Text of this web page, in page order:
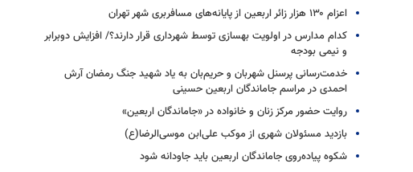
اعزام ۱۳۰ هزار زائر اربعین از پایانه‌های مسافربری شهر تهران
کدام مدارس در اولویت بهسازی توسط شهرداری قرار دارند؟/ افزایش دوبرابر
و نیمی بودجه
خدمت‌رسانی پرسنل شهربان و حریم‌بان به یاد شهید جنگ رمضان آرش
احمدی در مراسم جاماندگان اربعین حسینی
روایت حضور مرکز زنان و خانواده در «جاماندگان اربعین»
بازدید مسئولان شهری از موکب علی‌ابن موسی‌الرضا(ع)
شکوه پیاده‌روی جاماندگان اربعین باید جاودانه شود